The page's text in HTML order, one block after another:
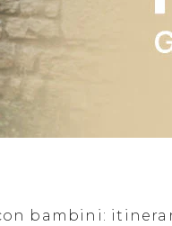
bambini: